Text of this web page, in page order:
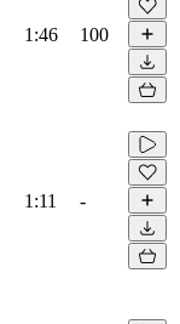
1:46 100
1:11 -